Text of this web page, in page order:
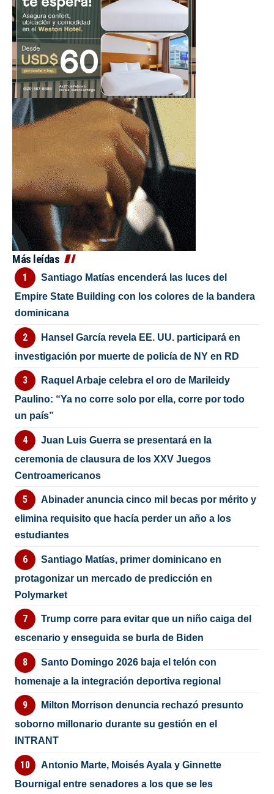
Más leídas
Santiago Matías encenderá las luces del
Empire State Building con los colores de la bandera
dominicana
Hansel García revela EE. UU. participará en
investigación por muerte de policía de NY en RD
Raquel Arbaje celebra el oro de Marileidy
Paulino: “Ya no corre solo por ella, corre por todo
un país”
Juan Luis Guerra se presentará en la
ceremonia de clausura de los XXV Juegos
Centroamericanos
Abinader anuncia cinco mil becas por mérito y
elimina requisito que hacía perder un año a los
estudiantes
Santiago Matías, primer dominicano en
protagonizar un mercado de predicción en
Polymarket
Trump corre para evitar que un niño caiga del
escenario y enseguida se burla de Biden
Santo Domingo 2026 baja el telón con
homenaje a la integración deportiva regional
Milton Morrison denuncia rechazó presunto
soborno millonario durante su gestión en el
INTRANT
Antonio Marte, Moisés Ayala y Ginnette
Bournigal entre senadores a los que se les